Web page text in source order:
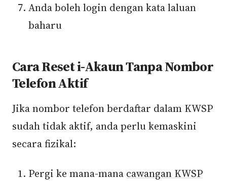
Anda boleh login dengan kata laluan
baharu
Cara Reset i-Akaun Tanpa Nombor
Telefon Aktif
Jika nombor telefon berdaftar dalam KWSP
sudah tidak aktif, anda perlu kemaskini
secara fizikal:
Pergi ke mana-mana cawangan KWSP